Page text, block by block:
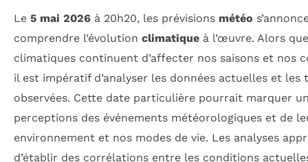
Le 5 mai 2026 à 20h20, les prévisions météo
comprendre l’évolution climatique à l’œuvre. Alors
climatiques continuent d’affecter nos saisons et nos
il est impératif d’analyser les données actuelles et les
observées. Cette date particulière pourrait marquer
perceptions des événements météorologiques et de
environnement et nos modes de vie. Les analyses
d’établir des corrélations entre les conditions